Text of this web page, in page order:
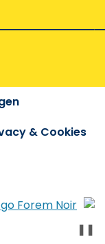
& Cookies
❚❚